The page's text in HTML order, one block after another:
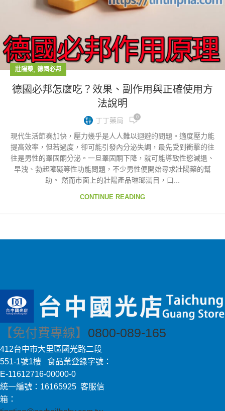
壯陽藥 德國必邦
德國必邦怎麼吃？效果、副作用與正確使用方
法說明
丁丁藥局 0
現代生活節奏加快，壓力幾乎是人人難以迴避的問題。適度壓力能
提高效率，但若過度，卻可能引發內分泌失調，最先受到衝擊的往
往是男性的睪固酮分泌。一旦睪固酮下降，就可能導致性慾減退、
早洩、勃起障礙等性功能問題，不少男性便開始尋求壯陽藥的幫
助。 然而市面上的壯陽產品琳瑯滿目，口...
CONTINUE READING
【免付費專線】 0800-089-165
412台中市大里區國光路二段
551-1號1樓 食品業登錄字號：
E-11612716-00000-0
統一編號：16165925 客服信
箱：